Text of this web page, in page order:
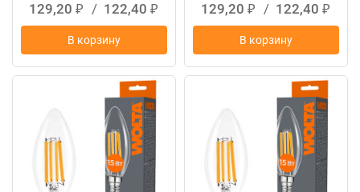
129,20 ₽ / 122,40 ₽
В корзину
129,20 ₽ / 122,40 ₽
В корзину